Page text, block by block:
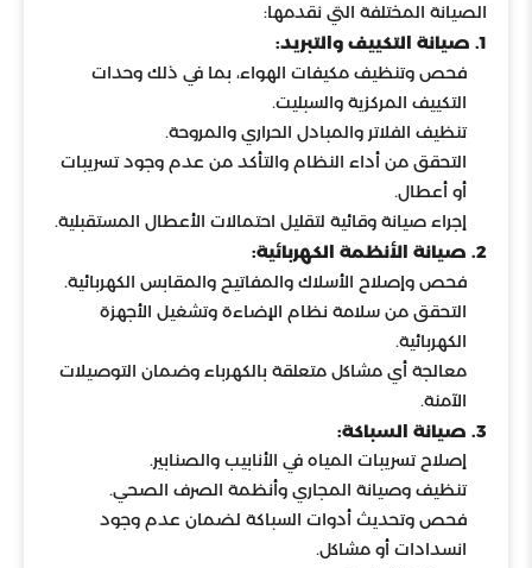
الصيانة المختلفة التي نقدمها:
1. صيانة التكييف والتبريد:
فحص وتنظيف مكيفات الهواء، بما في ذلك وحدات
التكييف المركزية والسبليت.
تنظيف الفلاتر والمبادل الحراري والمروحة.
التحقق من أداء النظام والتأكد من عدم وجود تسريبات
أو أعطال.
إجراء صيانة وقائية لتقليل احتمالات الأعطال المستقبلية.
2. صيانة الأنظمة الكهربائية:
فحص وإصلاح الأسلاك والمفاتيح والمقابس الكهربائية.
التحقق من سلامة نظام الإضاءة وتشغيل الأجهزة
الكهربائية.
معالجة أي مشاكل متعلقة بالكهرباء وضمان التوصيلات
الآمنة.
3. صيانة السباكة:
إصلاح تسريبات المياه في الأنابيب والصنابير.
تنظيف وصيانة المجاري وأنظمة الصرف الصحي.
فحص وتحديث أدوات السباكة لضمان عدم وجود
انسدادات أو مشاكل.